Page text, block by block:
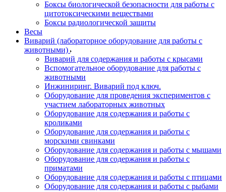
Боксы биологической безопасности для работы с
цитотоксическими веществами
Боксы радиологической защиты
Весы
Виварий (лабораторное оборудование для работы с
животными)
Виварий для содержания и работы с крысами
Вспомогательное оборудование для работы с
животными
Инжиниринг. Виварий под ключ.
Оборудование для проведения экспериментов с
участием лабораторных животных
Оборудование для содержания и работы с
кроликами
Оборудование для содержания и работы с
морскими свинками
Оборудование для содержания и работы с мышами
Оборудование для содержания и работы с
приматами
Оборудование для содержания и работы с птицами
Оборудование для содержания и работы с рыбами